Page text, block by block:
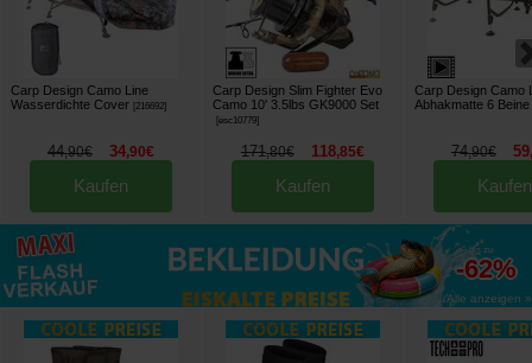
Carp Design Camo Line
Wasserdichte Cover [216692]
44,90€ 34,90€
Kaufen
Carp Design Slim Fighter Evo
Camo 10' 3.5lbs GK9000 Set
[esc10779]
171,80€ 118,85€
Kaufen
Carp Design Camo
Abhakmatte 6 Beine
74,90€ 59
Kaufen
bis zu
-62%
Alle anzeigen »